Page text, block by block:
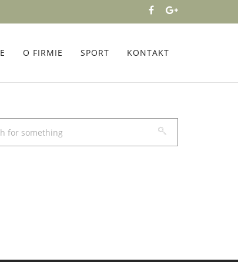
O FIRMIE SPORT KONTAKT